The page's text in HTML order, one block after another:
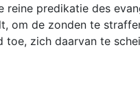
predikatie des
de zonden te
toe, zich daarvan te